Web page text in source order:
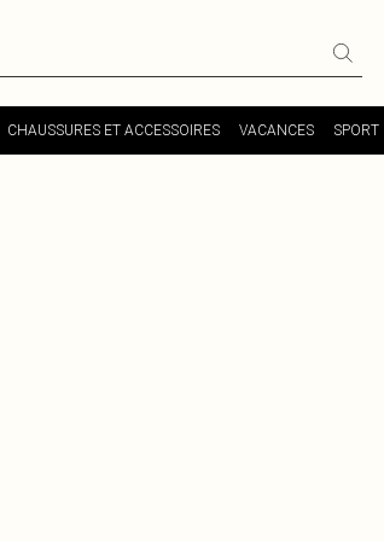
CHAUSSURES ET ACCESSOIRES VACANCES SPORT